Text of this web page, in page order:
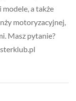
a także
motoryzacyjnej,
Masz pytanie?